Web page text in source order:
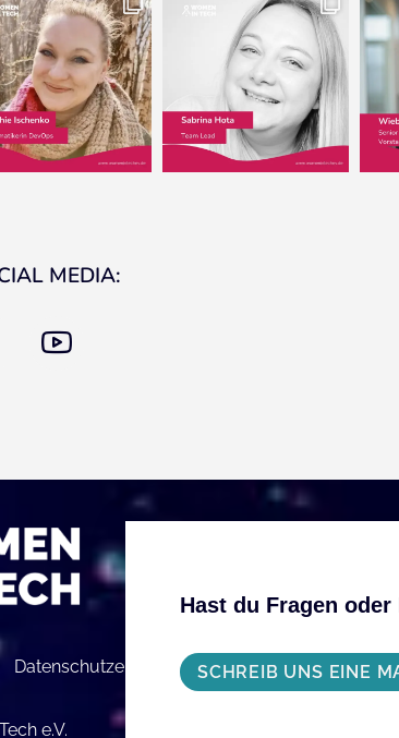
MEDIA:
Datenschutzerklärung
e.V.
Hast du Fragen
SCHREIB UNS EINE